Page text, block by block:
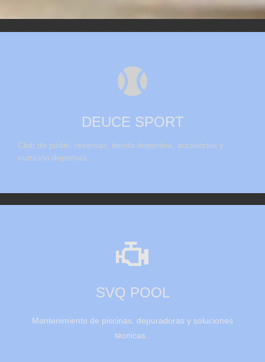

DEUCE SPORT
Club de pádel, reservas, tienda deportiva, accesorios y
nutrición deportiva.

SVQ POOL
Mantenimiento de piscinas, depuradoras y soluciones
técnicas..